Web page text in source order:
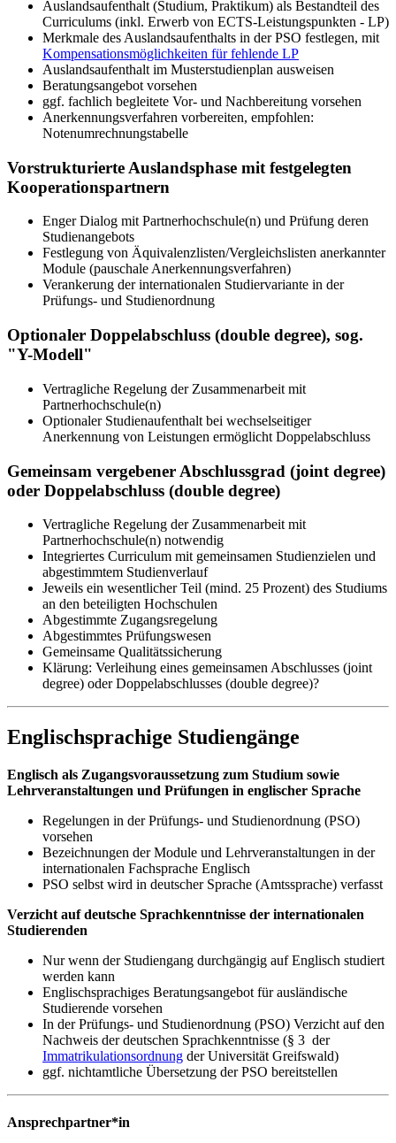
Auslandsaufenthalt (Studium, Praktikum) als Bestandteil des
Curriculums (inkl. Erwerb von ECTS-Leistungspunkten - LP)
Merkmale des Auslandsaufenthalts in der PSO festlegen, mit
Kompensationsmöglichkeiten für fehlende LP
Auslandsaufenthalt im Musterstudienplan ausweisen
Beratungsangebot vorsehen
ggf. fachlich begleitete Vor- und Nachbereitung vorsehen
Anerkennungsverfahren vorbereiten, empfohlen:
Notenumrechnungstabelle
Vorstrukturierte Auslandsphase mit festgelegten
Kooperationspartnern
Enger Dialog mit Partnerhochschule(n) und Prüfung deren
Studienangebots
Festlegung von Äquivalenzlisten/Vergleichslisten anerkannter
Module (pauschale Anerkennungsverfahren)
Verankerung der internationalen Studiervariante in der
Prüfungs- und Studienordnung
Optionaler Doppelabschluss (double degree), sog.
"Y-Modell"
Vertragliche Regelung der Zusammenarbeit mit
Partnerhochschule(n)
Optionaler Studienaufenthalt bei wechselseitiger
Anerkennung von Leistungen ermöglicht Doppelabschluss
Gemeinsam vergebener Abschlussgrad (joint degree)
oder Doppelabschluss (double degree)
Vertragliche Regelung der Zusammenarbeit mit
Partnerhochschule(n) notwendig
Integriertes Curriculum mit gemeinsamen Studienzielen und
abgestimmtem Studienverlauf
Jeweils ein wesentlicher Teil (mind. 25 Prozent) des Studiums
an den beteiligten Hochschulen
Abgestimmte Zugangsregelung
Abgestimmtes Prüfungswesen
Gemeinsame Qualitätssicherung
Klärung: Verleihung eines gemeinsamen Abschlusses (joint
degree) oder Doppelabschlusses (double degree)?
Englischsprachige Studiengänge
Englisch als Zugangsvoraussetzung zum Studium sowie
Lehrveranstaltungen und Prüfungen in englischer Sprache
Regelungen in der Prüfungs- und Studienordnung (PSO)
vorsehen
Bezeichnungen der Module und Lehrveranstaltungen in der
internationalen Fachsprache Englisch
PSO selbst wird in deutscher Sprache (Amtssprache) verfasst
Verzicht auf deutsche Sprachkenntnisse der internationalen
Studierenden
Nur wenn der Studiengang durchgängig auf Englisch studiert
werden kann
Englischsprachiges Beratungsangebot für ausländische
Studierende vorsehen
In der Prüfungs- und Studienordnung (PSO) Verzicht auf den
Nachweis der deutschen Sprachkenntnisse (§ 3 der
Immatrikulationsordnung der Universität Greifswald)
ggf. nichtamtliche Übersetzung der PSO bereitstellen
Ansprechpartner*in